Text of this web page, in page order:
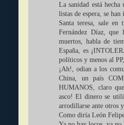
La sanidad está
listas de espera, se
Santa teresa, sale
Fernández Díaz, que
muertos, habla de
España, es
políticos y menos al
¡Ah!, odian a los
China, un país
HUMANOS, claro
asco! El dinero se
arrodillarse ante otros
Como diría León